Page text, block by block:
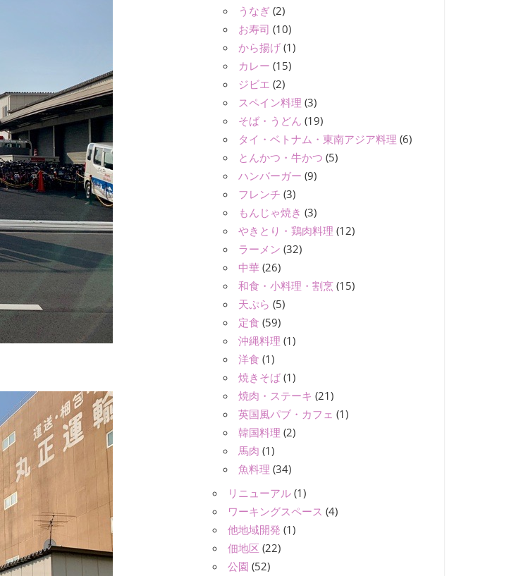
うなぎ (2)
お寿司 (10)
から揚げ (1)
カレー (15)
ジビエ (2)
スペイン料理 (3)
そば・うどん (19)
タイ・ベトナム・東南アジア料理 (6)
とんかつ・牛かつ (5)
ハンバーガー (9)
フレンチ (3)
もんじゃ焼き (3)
やきとり・鶏肉料理 (12)
ラーメン (32)
中華 (26)
和食・小料理・割烹 (15)
天ぷら (5)
定食 (59)
沖縄料理 (1)
洋食 (1)
焼きそば (1)
焼肉・ステーキ (21)
英国風パブ・カフェ (1)
韓国料理 (2)
馬肉 (1)
魚料理 (34)
リニューアル (1)
ワーキングスペース (4)
他地域開発 (1)
佃地区 (22)
公園 (52)